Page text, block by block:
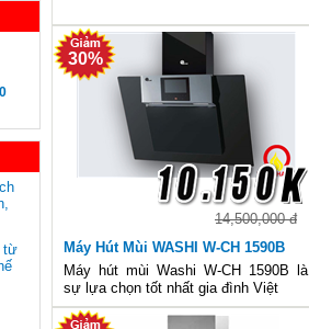
từ
30%
14,500,000 đ
Máy Hút Mùi WASHI W-CH 1590B
Máy hút mùi Washi W-CH 1590B là
sự lựa chọn tốt nhất gia đình Việt